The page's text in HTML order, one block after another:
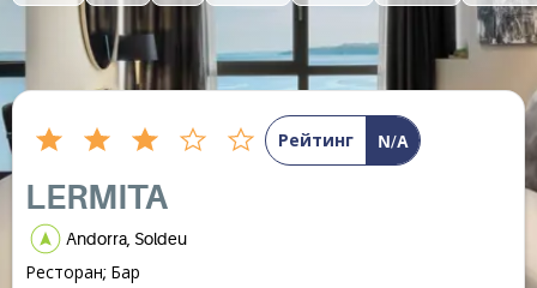
Рейтинг N/A
LERMITA
Andorra, Soldeu
Ресторан; Бар